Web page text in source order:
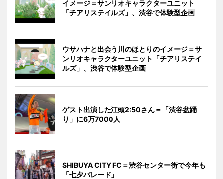
イメージ＝サンリオキャラクターユニット
「チアリステイルズ」、渋谷で体験型企画
ウサハナと出会う川のほとりのイメージ＝サ
ンリオキャラクターユニット「チアリステイ
ルズ」、渋谷で体験型企画
ゲスト出演した江頭2:50さん＝「渋谷盆踊
り」に6万7000人
SHIBUYA CITY FC＝渋谷センター街で今年も
「七夕パレード」